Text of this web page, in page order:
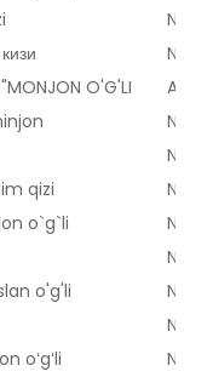
O'G'LI
qizi
o`g`li
o'g'li
oʻgʻli